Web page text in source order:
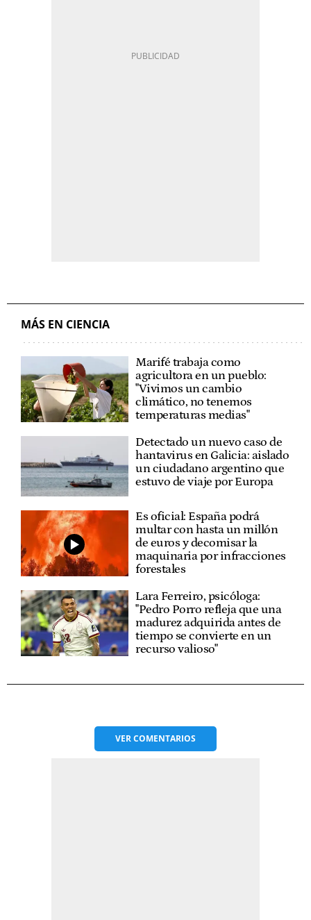
MÁS EN CIENCIA
Marifé trabaja como
agricultora en un pueblo:
"Vivimos un cambio
climático, no tenemos
temperaturas medias"
Detectado un nuevo caso de
hantavirus en Galicia: aislado
un ciudadano argentino que
estuvo de viaje por Europa
Es oficial: España podrá
multar con hasta un millón
de euros y decomisar la
maquinaria por infracciones
forestales
Lara Ferreiro, psicóloga:
"Pedro Porro refleja que una
madurez adquirida antes de
tiempo se convierte en un
recurso valioso"
VERCOMENTARIOS